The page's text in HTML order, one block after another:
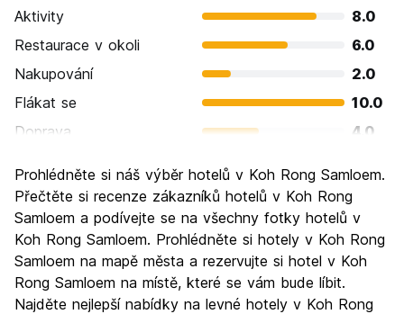
Aktivity
8.0
Restaurace v okoli
6.0
Nakupování
2.0
Flákat se
10.0
Doprava
4.0
Kultura
Noční život
10.0
Hodnota za peníze
10.0
Prohlédněte si náš výběr hotelů v Koh Rong Samloem.
Přečtěte si recenze zákazníků hotelů v Koh Rong
Samloem a podívejte se na všechny fotky hotelů v
Koh Rong Samloem. Prohlédněte si hotely v Koh Rong
Samloem na mapě města a rezervujte si hotel v Koh
Rong Samloem na místě, které se vám bude líbit.
Najděte nejlepší nabídky na levné hotely v Koh Rong